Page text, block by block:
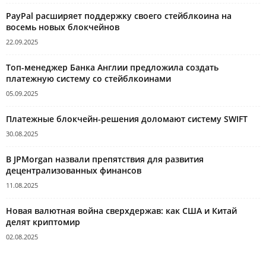
PayPal расширяет поддержку своего стейблкоина на
восемь новых блокчейнов
22.09.2025
Топ-менеджер Банка Англии предложила создать
платежную систему со стейблкоинами
05.09.2025
Платежные блокчейн-решения доломают систему SWIFT
30.08.2025
В JPMorgan назвали препятствия для развития
децентрализованных финансов
11.08.2025
Новая валютная война сверхдержав: как США и Китай
делят криптомир
02.08.2025